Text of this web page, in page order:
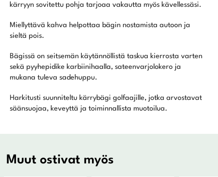
kärryyn sovitettu pohja tarjoaa vakautta myös kävellessäsi.
Miellyttävä kahva helpottaa bägin nostamista autoon ja
sieltä pois.
Bägissä on seitsemän käytännöllistä taskua kierrosta varten
sekä pyyhepidike karbiinihaalla, sateenvarjolokero ja
mukana tuleva sadehuppu.
Harkitusti suunniteltu kärrybägi golfaajille, jotka arvostavat
säänsuojaa, keveyttä ja toiminnallista muotoilua.
Muut ostivat myös